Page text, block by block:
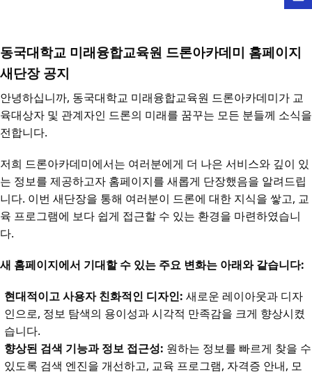
동국대학교 미래융합교육원 드론아카데미 홈페이지
새단장 공지
안녕하십니까, 동국대학교 미래융합교육원 드론아카데미가 교
육대상자 및 관계자인 드론의 미래를 꿈꾸는 모든 분들께 소식을
전합니다.
저희 드론아카데미에서는 여러분에게 더 나은 서비스와 깊이 있
는 정보를 제공하고자 홈페이지를 새롭게 단장했음을 알려드립
니다. 이번 새단장을 통해 여러분이 드론에 대한 지식을 쌓고, 교
육 프로그램에 보다 쉽게 접근할 수 있는 환경을 마련하였습니
다.
새 홈페이지에서 기대할 수 있는 주요 변화는 아래와 같습니다:
현대적이고 사용자 친화적인 디자인: 새로운 레이아웃과 디자
인으로, 정보 탐색의 용이성과 시각적 만족감을 크게 향상시켰
습니다.
향상된 검색 기능과 정보 접근성: 원하는 정보를 빠르게 찾을 수
있도록 검색 엔진을 개선하고, 교육 프로그램, 자격증 안내, 모